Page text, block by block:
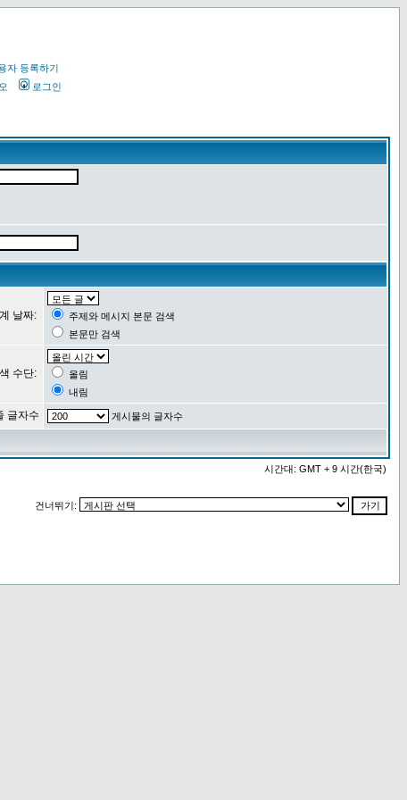
자 등록하기
로그인
날짜:
주제와 메시지 본문 검색
본문만 검색
수단:
올림
내림
글자수 게시물의 글자수
시간대: GMT + 9 시간(한국)
건너뛰기: